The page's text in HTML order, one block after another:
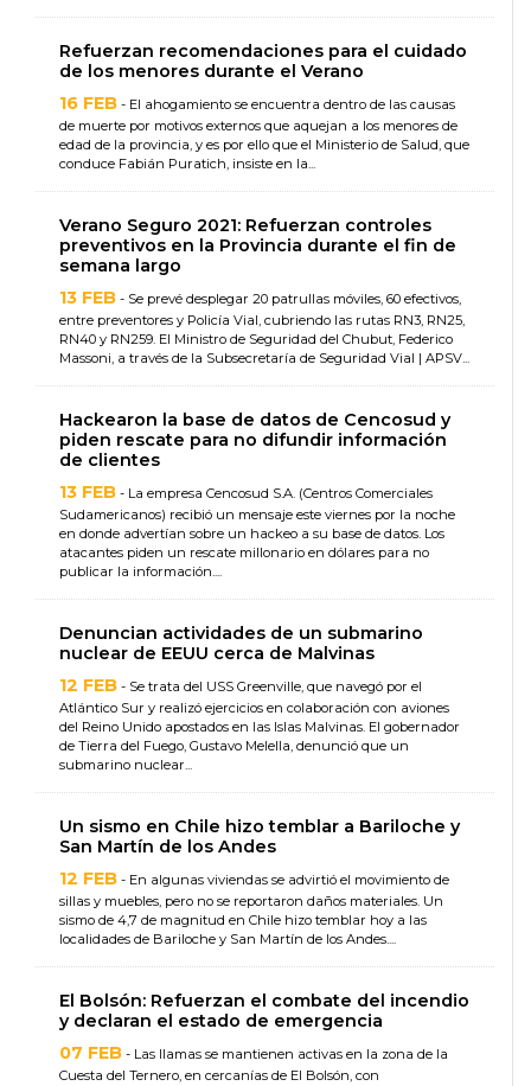
Refuerzan recomendaciones para el cuidado
de los menores durante el Verano
16 FEB - El ahogamiento se encuentra dentro de las causas
de muerte por motivos externos que aquejan a los menores de
edad de la provincia, y es por ello que el Ministerio de Salud, que
conduce Fabián Puratich, insiste en la...
Verano Seguro 2021: Refuerzan controles
preventivos en la Provincia durante el fin de
semana largo
13 FEB - Se prevé desplegar 20 patrullas móviles, 60 efectivos,
entre preventores y Policía Vial, cubriendo las rutas RN3, RN25,
RN40 y RN259. El Ministro de Seguridad del Chubut, Federico
Massoni, a través de la Subsecretaría de Seguridad Vial | APSV...
Hackearon la base de datos de Cencosud y
piden rescate para no difundir información
de clientes
13 FEB - La empresa Cencosud S.A. (Centros Comerciales
Sudamericanos) recibió un mensaje este viernes por la noche
en donde advertían sobre un hackeo a su base de datos. Los
atacantes piden un rescate millonario en dólares para no
publicar la información....
Denuncian actividades de un submarino
nuclear de EEUU cerca de Malvinas
12 FEB - Se trata del USS Greenville, que navegó por el
Atlántico Sur y realizó ejercicios en colaboración con aviones
del Reino Unido apostados en las Islas Malvinas. El gobernador
de Tierra del Fuego, Gustavo Melella, denunció que un
submarino nuclear...
Un sismo en Chile hizo temblar a Bariloche y
San Martín de los Andes
12 FEB - En algunas viviendas se advirtió el movimiento de
sillas y muebles, pero no se reportaron daños materiales. Un
sismo de 4,7 de magnitud en Chile hizo temblar hoy a las
localidades de Bariloche y San Martín de los Andes....
El Bolsón: Refuerzan el combate del incendio
y declaran el estado de emergencia
07 FEB - Las llamas se mantienen activas en la zona de la
Cuesta del Ternero, en cercanías de El Bolsón, con